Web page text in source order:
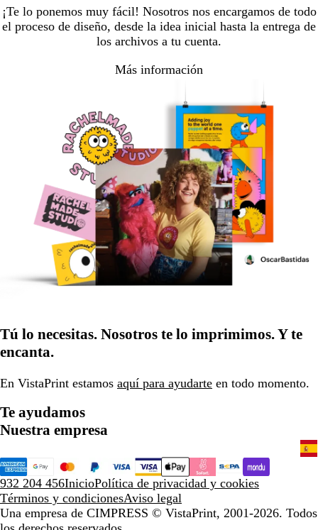
¡Te lo ponemos muy fácil! Nosotros nos encargamos de todo
el proceso de diseño, desde la idea inicial hasta la entrega de
los archivos a tu cuenta.
Más información
Tú lo necesitas. Nosotros te lo imprimimos. Y te
encanta.
En VistaPrint estamos aquí para ayudarte en todo momento.
Te ayudamos
Nuestra empresa
932 204 456InicioPolítica de privacidad y cookies
Términos y condicionesAviso legal
Una empresa de CIMPRESS © VistaPrint, 2001-2026. Todos